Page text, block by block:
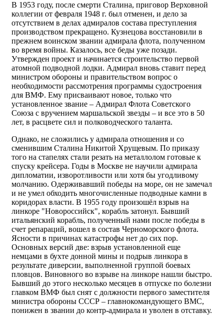
В 1953 году, после смерти Сталина, приговор Верховной
коллегии от февраля 1948 г. был отменен, и дело за
отсутствием в делах адмиралов состава преступления
производством прекращено. Кузнецова восстановили в
прежнем воинском звании адмирала флота, полученном
во время войны. Казалось, все беды уже позади.
Утвержден проект и начинается строительство первой
атомной подводной лодки. Адмирал вновь ставит перед
министром обороны и правительством вопрос о
необходимости рассмотрения программы судостроения
для ВМФ. Ему присваивают новое, только что
установленное звание – Адмирал Флота Советского
Союза с вручением маршальской звезды – и все это в 50
лет, в расцвете сил и полководческого таланта.
Однако, не сложились у адмирала отношения и со
сменившим Сталина Никитой Хрущевым. По приказу
того на стапелях стали резать на металлолом готовые к
спуску крейсера. Годы в Москве не научили адмирала
дипломатии, изворотливости или хотя бы угодливому
молчанию. Одерживавший победы на море, он не замечал
и не умел обходить многочисленные подводные камни в
коридорах власти. В 1955 году произошёл взрыв на
линкоре "Новороссийск", корабль затонул. Бывший
итальянский корабль, полученный нами после победы в
счет репараций, вошел в состав Черноморского флота.
Ясности в причинах катастрофы нет до сих пор.
Основных версий две: взрыв установленной еще
немцами в бухте донной мины и подрыв линкора в
результате диверсии, выполненной группой боевых
пловцов. Виновного во взрыве на линкоре нашли быстро.
Бывший до этого несколько месяцев в отпуске по болезни
главком ВМФ был снят с должности первого заместителя
министра обороны СССР – главнокомандующего ВМС,
понижен в звании до контр-адмирала и уволен в отставку.